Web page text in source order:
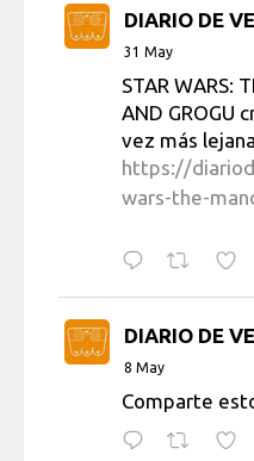
DIARIO DE
31 May
STAR WARS:
AND GROGU
vez más lejana
https://
wars-the-
DIARIO DE
8 May
Comparte